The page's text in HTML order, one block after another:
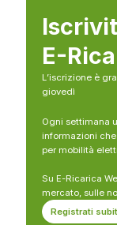
E-
L’iscrizione è
giovedì
Ogni settimana
informazioni
per mobilità
Su E-Ricarica
mercato, sulle
Registrati